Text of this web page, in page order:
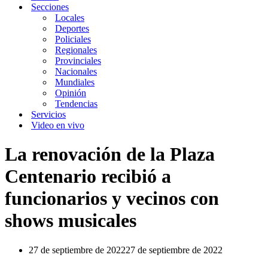
Secciones
Locales
Deportes
Policiales
Regionales
Provinciales
Nacionales
Mundiales
Opinión
Tendencias
Servicios
Video en vivo
La renovación de la Plaza
Centenario recibió a
funcionarios y vecinos con
shows musicales
27 de septiembre de 202227 de septiembre de 2022